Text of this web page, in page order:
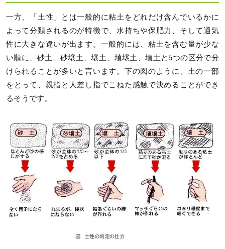
一方、「土性」とは一般的に粘土をどれだけ含んでいるかに
よって分類されるのが特徴で、水持ちや保肥力、そして通気
性に大きな違いが出ます。一般的には、粘土を含む量が少な
い順に、砂土、砂壌土、壌土、埴壌土、埴土と5つの区分で分
けられることが多いと言います。下の図のように、土の一部
をとって、親指と人差し指でこねた感触で決めることができ
るそうです。